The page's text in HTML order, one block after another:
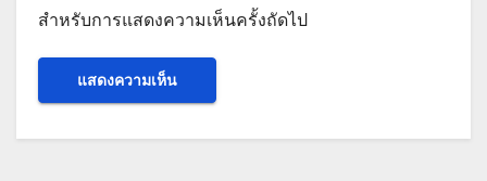
สำหรับการแสดงความเห็นครั้งถัดไป